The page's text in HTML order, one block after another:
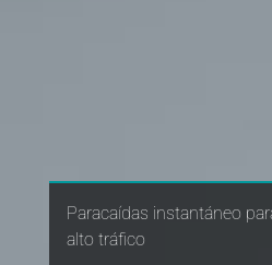
Paracaídas instantáneo
alto tráfico